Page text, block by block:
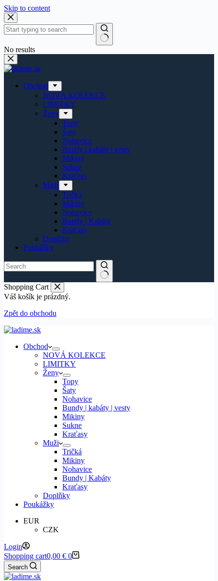
Skip to content
No results
Obchod
NOVÁ KOLEKCE
LIMITKY
Ženy
Topy
Šaty
Nohavice
Bundy | kabáty | vesty
Mikiny
Sukne
Kraťasy
Muži
Tričká
Mikiny
Nohavice
Bundy | Kabáty
Kraťasy
Doplňky
Poukážky
Shopping Cart
Váš košík je prázdný.
Zpět do obchodu
Obchod
NOVÁ KOLEKCE
LIMITKY
Ženy
Topy
Šaty
Nohavice
Bundy | kabáty | vesty
Mikiny
Sukne
Kraťasy
Muži
Tričká
Mikiny
Nohavice
Bundy | Kabáty
Kraťasy
Doplňky
Poukážky
EUR
CZK
Login
Shopping cart0,00 € 0
Search